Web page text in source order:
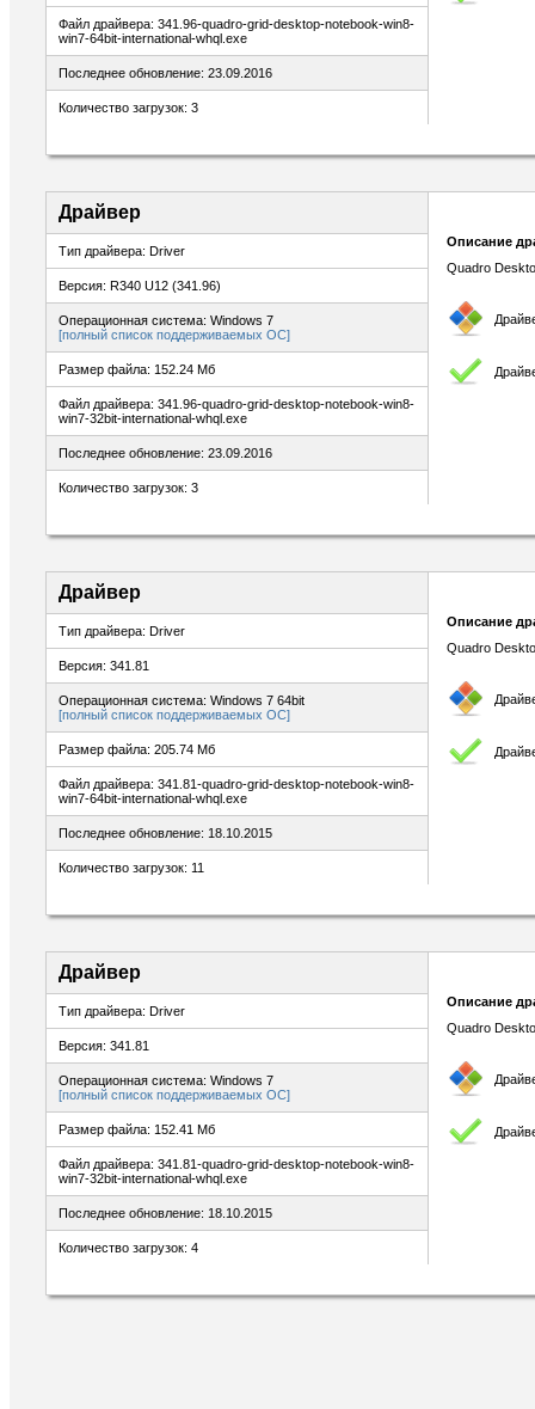
Файл драйвера: 341.96-quadro-grid-desktop-notebook-win8-
win7-64bit-international-whql.exe
Последнее обновление: 23.09.2016
Количество загрузок: 3
Драйвер
Тип драйвера: Driver
Версия: R340 U12 (341.96)
Операционная система: Windows 7
[полный список поддерживаемых ОС]
Размер файла: 152.24 Мб
Файл драйвера: 341.96-quadro-grid-desktop-notebook-win8-
win7-32bit-international-whql.exe
Последнее обновление: 23.09.2016
Количество загрузок: 3
Описание
Quadro
Драйвер
Тип драйвера: Driver
Версия: 341.81
Операционная система: Windows 7 64bit
[полный список поддерживаемых ОС]
Размер файла: 205.74 Мб
Файл драйвера: 341.81-quadro-grid-desktop-notebook-win8-
win7-64bit-international-whql.exe
Последнее обновление: 18.10.2015
Количество загрузок: 11
Описание
Quadro
Драйвер
Тип драйвера: Driver
Версия: 341.81
Операционная система: Windows 7
[полный список поддерживаемых ОС]
Размер файла: 152.41 Мб
Файл драйвера: 341.81-quadro-grid-desktop-notebook-win8-
win7-32bit-international-whql.exe
Последнее обновление: 18.10.2015
Количество загрузок: 4
Описание
Quadro